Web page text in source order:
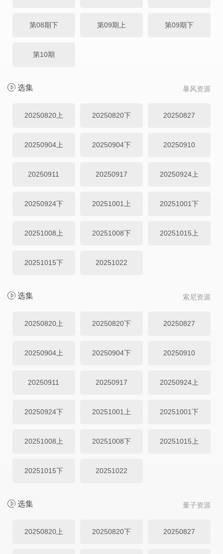
第08期下 第09期上 第09期下
第10期
暴风资源
选集
20250820上 20250820下 20250827
20250904上 20250904下 20250910
20250911 20250917 20250924上
20250924下 20251001上 20251001下
20251008上 20251008下 20251015上
20251015下 20251022
索尼资源
选集
20250820上 20250820下 20250827
20250904上 20250904下 20250910
20250911 20250917 20250924上
20250924下 20251001上 20251001下
20251008上 20251008下 20251015上
20251015下 20251022
量子资源
选集
20250820上 20250820下 20250827